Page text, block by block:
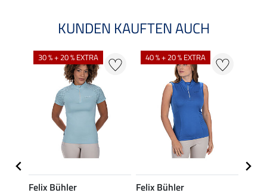
KUNDEN KAUFTEN AUCH
30 % + 20 % EXTRA
Felix Bühler
40 % + 20 % EXTRA
Felix Bühler